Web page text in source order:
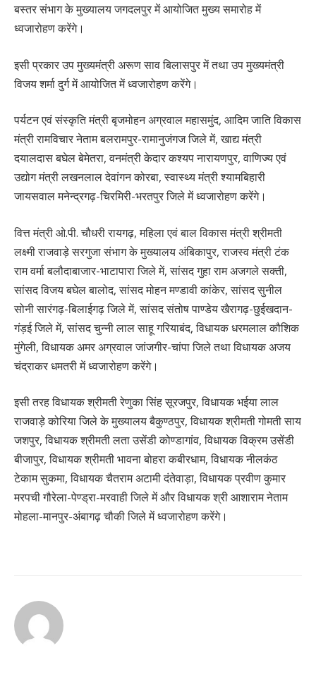
बस्तर संभाग के मुख्यालय जगदलपुर में आयोजित मुख्य समारोह में
ध्वजारोहण करेंगे।
इसी प्रकार उप मुख्यमंत्री अरूण साव बिलासपुर में तथा उप मुख्यमंत्री
विजय शर्मा दुर्ग में आयोजित में ध्वजारोहण करेंगे।
पर्यटन एवं संस्कृति मंत्री बृजमोहन अग्रवाल महासमुंद, आदिम जाति विकास
मंत्री रामविचार नेताम बलरामपुर-रामानुजंगज जिले में, खाद्य मंत्री
दयालदास बघेल बेमेतरा, वनमंत्री केदार कश्यप नारायणपुर, वाणिज्य एवं
उद्योग मंत्री लखनलाल देवांगन कोरबा, स्वास्थ्य मंत्री श्यामबिहारी
जायसवाल मनेन्द्रगढ़-चिरमिरी-भरतपुर जिले में ध्वजारोहण करेंगे।
वित्त मंत्री ओ.पी. चौधरी रायगढ़, महिला एवं बाल विकास मंत्री श्रीमती
लक्ष्मी राजवाड़े सरगुजा संभाग के मुख्यालय अंबिकापुर, राजस्व मंत्री टंक
राम वर्मा बलौदाबाजार-भाटापारा जिले में, सांसद गुहा राम अजगले सक्ती,
सांसद विजय बघेल बालोद, सांसद मोहन मण्डावी कांकेर, सांसद सुनील
सोनी सारंगढ़-बिलाईगढ़ जिले में, सांसद संतोष पाण्डेय खैरागढ़-छुईखदान-
गंड़ई जिले में, सांसद चुन्नी लाल साहू गरियाबंद, विधायक धरमलाल कौशिक
मुंगेली, विधायक अमर अग्रवाल जांजगीर-चांपा जिले तथा विधायक अजय
चंद्राकर धमतरी में ध्वजारोहण करेंगे।
इसी तरह विधायक श्रीमती रेणुका सिंह सूरजपुर, विधायक भईया लाल
राजवाड़े कोरिया जिले के मुख्यालय बैकुण्ठपुर, विधायक श्रीमती गोमती साय
जशपुर, विधायक श्रीमती लता उसेंडी कोण्डागांव, विधायक विक्रम उसेंडी
बीजापुर, विधायक श्रीमती भावना बोहरा कबीरधाम, विधायक नीलकंठ
टेकाम सुकमा, विधायक चैतराम अटामी दंतेवाड़ा, विधायक प्रवीण कुमार
मरपची गौरेला-पेण्ड्रा-मरवाही जिले में और विधायक श्री आशाराम नेताम
मोहला-मानपुर-अंबागढ़ चौकी जिले में ध्वजारोहण करेंगे।